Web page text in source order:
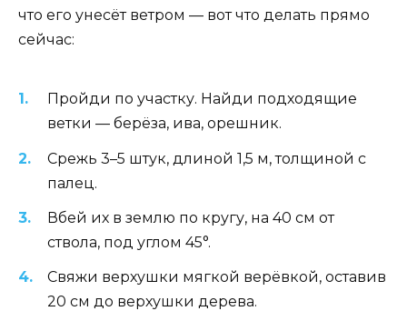
что его унесёт ветром — вот что делать прямо
сейчас:
Пройди по участку. Найди подходящие
ветки — берёза, ива, орешник.
Срежь 3–5 штук, длиной 1,5 м, толщиной с
палец.
Вбей их в землю по кругу, на 40 см от
ствола, под углом 45°.
Свяжи верхушки мягкой верёвкой, оставив
20 см до верхушки дерева.